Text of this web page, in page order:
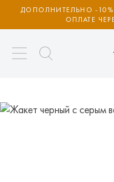
ДОПОЛНИТЕЛЬНО -
ОПЛАТЕ